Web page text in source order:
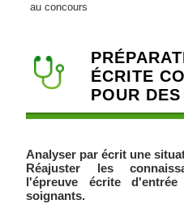
au concours
ÉCRITE
POUR
Analyser par écrit une
Réajuster les
l'épreuve écrite
soignants.